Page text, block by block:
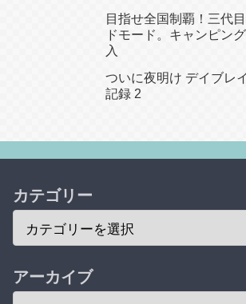
目指せ全国制覇！三代
ドモード。キャンピン
入
ついに夜明け デイブレ
記録 2
カテゴリー
アーカイブ